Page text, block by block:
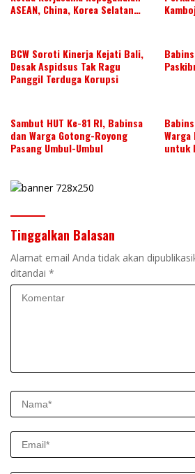
ASEAN, China, Korea Selatan
ASEAN
BCW Soroti Kinerja Kejati Bali,
Desak Aspidsus Tak Ragu
Panggil Terduga Korupsi
Sambut HUT Ke-81 RI, Babinsa
dan Warga Gotong-Royong
Pasang Umbul-Umbul
Warga
untuk
Tinggalkan Balasan
Alamat email Anda tidak akan
ditandai *